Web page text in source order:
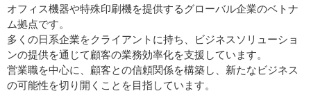
オフィス機器や特殊印刷機を提供するグローバル企業のベトナ
ム拠点です。
多くの日系企業をクライアントに持ち、ビジネスソリューショ
ンの提供を通じて顧客の業務効率化を支援しています。
営業職を中心に、顧客との信頼関係を構築し、新たなビジネス
の可能性を切り開くことを目指しています。